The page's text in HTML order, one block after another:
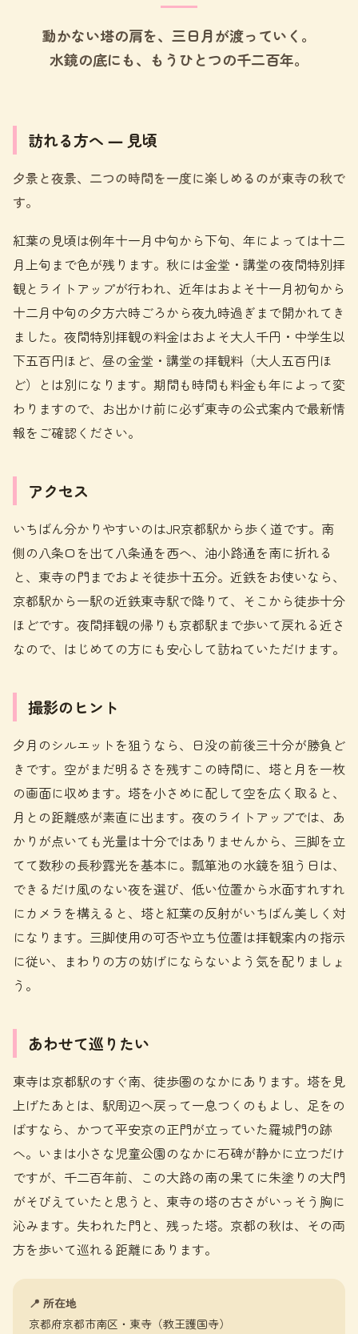
動かない塔の肩を、三日月が渡っていく。
水鏡の底にも、もうひとつの千二百年。
訪れる方へ ― 見頃
夕景と夜景、二つの時間を一度に楽しめるのが東寺の秋で
す。
紅葉の見頃は例年十一月中旬から下旬、年によっては十二
月上旬まで色が残ります。秋には金堂・講堂の夜間特別拝
観とライトアップが行われ、近年はおよそ十一月初旬から
十二月中旬の夕方六時ごろから夜九時過ぎまで開かれてき
ました。夜間特別拝観の料金はおよそ大人千円・中学生以
下五百円ほど、昼の金堂・講堂の拝観料（大人五百円ほ
ど）とは別になります。期間も時間も料金も年によって変
わりますので、お出かけ前に必ず東寺の公式案内で最新情
報をご確認ください。
アクセス
いちばん分かりやすいのはJR京都駅から歩く道です。南
側の八条口を出て八条通を西へ、油小路通を南に折れる
と、東寺の門までおよそ徒歩十五分。近鉄をお使いなら、
京都駅から一駅の近鉄東寺駅で降りて、そこから徒歩十分
ほどです。夜間拝観の帰りも京都駅まで歩いて戻れる近さ
なので、はじめての方にも安心して訪ねていただけます。
撮影のヒント
夕月のシルエットを狙うなら、日没の前後三十分が勝負ど
きです。空がまだ明るさを残すこの時間に、塔と月を一枚
の画面に収めます。塔を小さめに配して空を広く取ると、
月との距離感が素直に出ます。夜のライトアップでは、あ
かりが点いても光量は十分ではありませんから、三脚を立
てて数秒の長秒露光を基本に。瓢箪池の水鏡を狙う日は、
できるだけ風のない夜を選び、低い位置から水面すれすれ
にカメラを構えると、塔と紅葉の反射がいちばん美しく対
になります。三脚使用の可否や立ち位置は拝観案内の指示
に従い、まわりの方の妨げにならないよう気を配りましょ
う。
あわせて巡りたい
東寺は京都駅のすぐ南、徒歩圏のなかにあります。塔を見
上げたあとは、駅周辺へ戻って一息つくのもよし、足をの
ばすなら、かつて平安京の正門が立っていた羅城門の跡
へ。いまは小さな児童公園のなかに石碑が静かに立つだけ
ですが、千二百年前、この大路の南の果てに朱塗りの大門
がそびえていたと思うと、東寺の塔の古さがいっそう胸に
沁みます。失われた門と、残った塔。京都の秋は、その両
方を歩いて巡れる距離にあります。
📍 所在地
京都府京都市南区・東寺（教王護国寺）